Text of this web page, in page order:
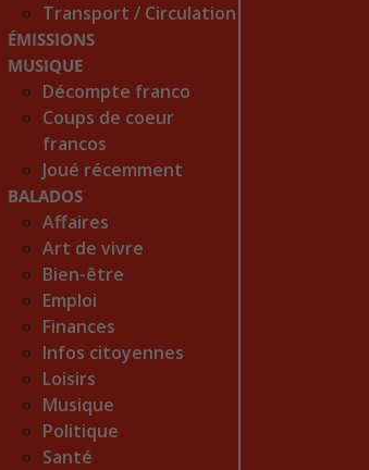
Transport / Circulation
ÉMISSIONS
MUSIQUE
Décompte franco
Coups de coeur
francos
Joué récemment
BALADOS
Affaires
Art de vivre
Bien-être
Emploi
Finances
Infos citoyennes
Loisirs
Musique
Politique
Santé